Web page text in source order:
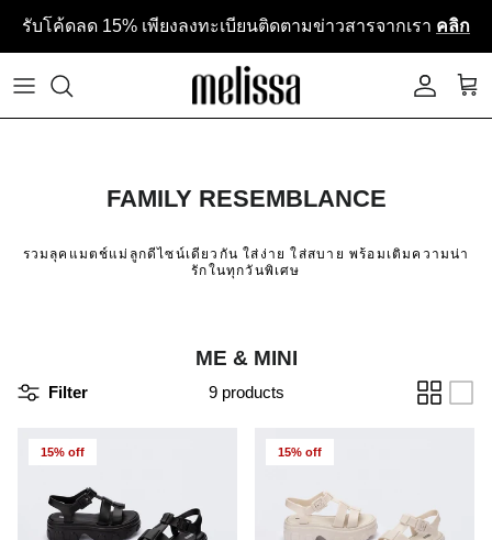
Skip to content
รับโค้ดลด 15% เพียงลงทะเบียนติดตามข่าวสารจากเรา คลิก
FAMILY RESEMBLANCE
รวมลุคแมตช์แม่ลูกดีไซน์เดียวกัน ใส่ง่าย ใส่สบาย พร้อมเติมความน่า
รักในทุกวันพิเศษ
ME & MINI
Filter 9 products
15% off 15% off